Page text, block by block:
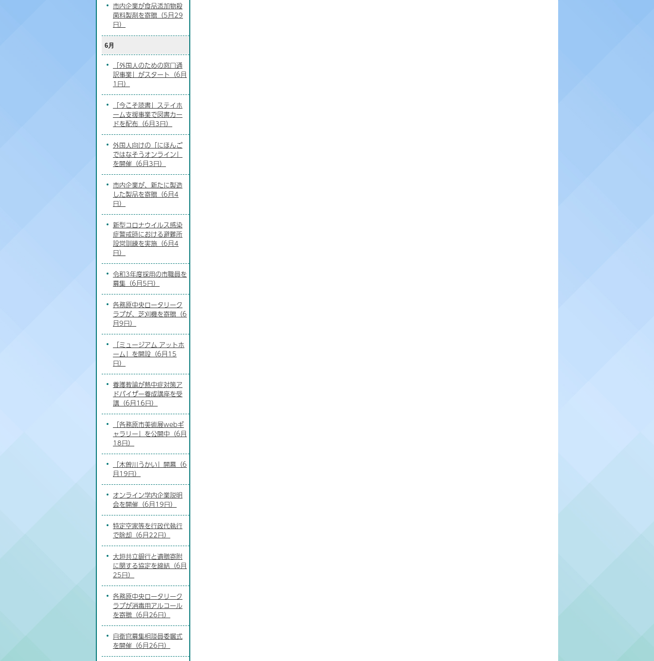
市内企業が食品添加物殺
菌料製剤を寄贈（5月29
日）
6月
「外国人のための窓口通
訳事業」がスタート（6月
1日）
「今こそ読書」ステイホ
ーム支援事業で図書カー
ドを配布（6月3日）
外国人向けの「にほんご
ではなそうオンライン」
を開催（6月3日）
市内企業が、新たに製造
した製品を寄贈（6月4
日）
新型コロナウイルス感染
症警戒時における避難所
設営訓練を実施（6月4
日）
令和3年度採用の市職員を
募集（6月5日）
各務原中央ロータリーク
ラブが、芝刈機を寄贈（6
月9日）
「ミュージアム アットホ
ーム」を開設（6月15
日）
養護教諭が熱中症対策ア
ドバイザー養成講座を受
講（6月16日）
「各務原市美術展webギ
ャラリー」を公開中（6月
18日）
「木曽川うかい」開幕（6
月19日）
オンライン学内企業説明
会を開催（6月19日）
特定空家等を行政代執行
で除却（6月22日）
大垣共立銀行と遺贈寄附
に関する協定を締結（6月
25日）
各務原中央ロータリーク
ラブが消毒用アルコール
を寄贈（6月26日）
自衛官募集相談員委嘱式
を開催（6月26日）